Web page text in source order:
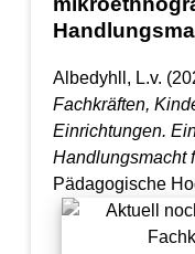
Albedyhll, L.v.
Fachkräften,
Einrichtungen.
Handlungsmacht
Pädagogische